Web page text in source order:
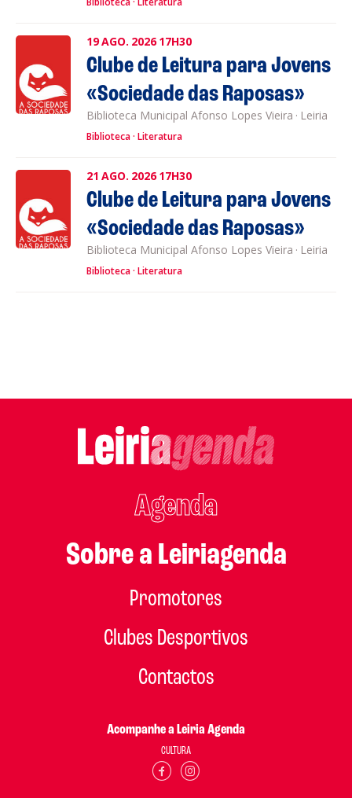
19AGO. 2026 17H30
Clube de Leitura para Jovens
«Sociedade das Raposas»
Biblioteca Municipal Afonso Lopes Vieira · Leiria
Biblioteca Literatura
21 AGO. 2026 17H30
Clube de Leitura para Jovens
«Sociedade das Raposas»
Biblioteca Municipal Afonso Lopes Vieira · Leiria
Biblioteca Literatura
Agenda
Sobre a Leiriagenda
Promotores
Clubes Desportivos
Contactos
Acompanhe a Leiria Agenda
CULTURA